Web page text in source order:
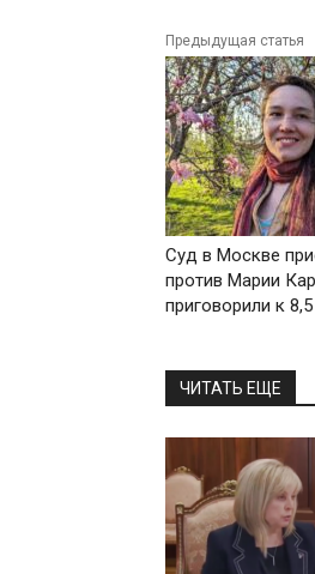
Предыдущая статья
Суд в Москве
против Марии
приговорили к
ЧИТАТЬ ЕЩЕ